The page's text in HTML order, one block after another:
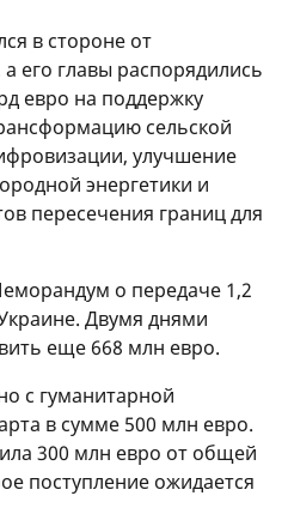
в стороне от
его главы распорядились
евро на поддержку
сельской
улучшение
энергетики и
пересечения границ для
о передаче 1,2
Двумя днями
еще 668 млн евро.
с гуманитарной
в сумме 500 млн евро.
300 млн евро от общей
поступление ожидается